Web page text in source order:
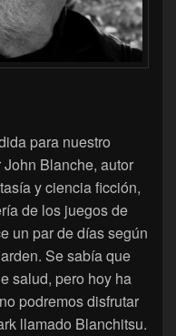
para nuestro
Blanche, autor
y ciencia ficción,
de los juegos de
un par de días según
Se sabía que
salud, pero hoy ha
podremos disfrutar
llamado Blanchitsu.